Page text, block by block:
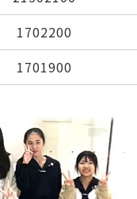
1702200
1701900